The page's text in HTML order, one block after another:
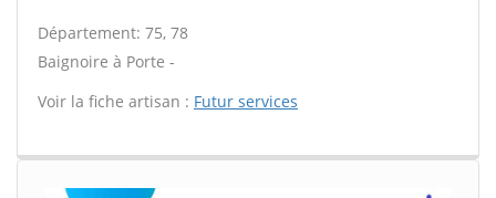
Département: 75, 78
Baignoire à Porte -
Voir la fiche artisan : Futur services